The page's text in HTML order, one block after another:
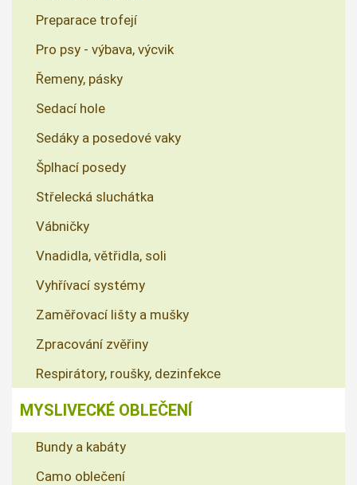
Preparace trofejí
Pro psy - výbava, výcvik
Řemeny, pásky
Sedací hole
Sedáky a posedové vaky
Šplhací posedy
Střelecká sluchátka
Vábničky
Vnadidla, větřidla, soli
Vyhřívací systémy
Zaměřovací lišty a mušky
Zpracování zvěřiny
Respirátory, roušky, dezinfekce
MYSLIVECKÉ OBLEČENÍ
Bundy a kabáty
Camo oblečení